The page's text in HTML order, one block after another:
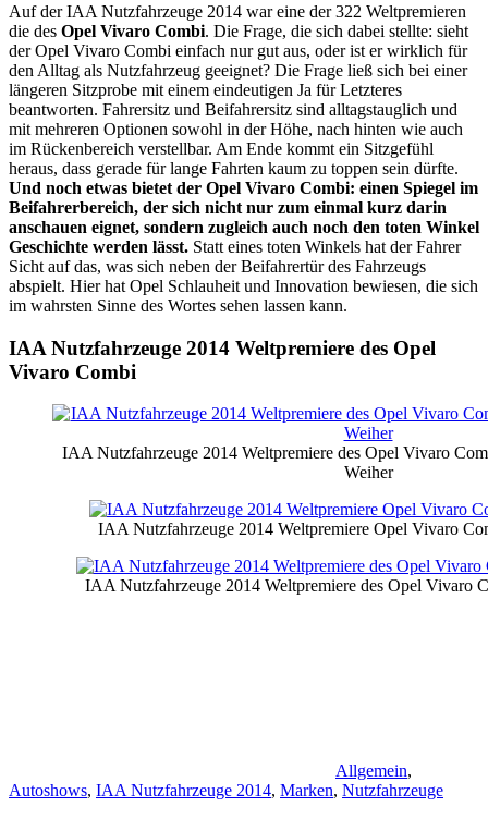
Auf der IAA Nutzfahrzeuge 2014 war eine der 322 Weltpremieren
die des Opel Vivaro Combi. Die Frage, die sich dabei stellte: sieht
der Opel Vivaro Combi einfach nur gut aus, oder ist er wirklich für
den Alltag als Nutzfahrzeug geeignet? Die Frage ließ sich bei einer
längeren Sitzprobe mit einem eindeutigen Ja für Letzteres
beantworten. Fahrersitz und Beifahrersitz sind alltagstauglich und
mit mehreren Optionen sowohl in der Höhe, nach hinten wie auch
im Rückenbereich verstellbar. Am Ende kommt ein Sitzgefühl
heraus, dass gerade für lange Fahrten kaum zu toppen sein dürfte.
Und noch etwas bietet der Opel Vivaro Combi: einen Spiegel im
Beifahrerbereich, der sich nicht nur zum einmal kurz darin
anschauen eignet, sondern zugleich auch noch den toten Winkel
Geschichte werden lässt. Statt eines toten Winkels hat der Fahrer
Sicht auf das, was sich neben der Beifahrertür des Fahrzeugs
abspielt. Hier hat Opel Schlauheit und Innovation bewiesen, die sich
im wahrsten Sinne des Wortes sehen lassen kann.
IAA Nutzfahrzeuge 2014 Weltpremiere des Opel
Vivaro Combi
IAA Nutzfahrzeuge 2014 Weltpremiere des Opel Vivaro
Weiher
IAA Nutzfahrzeuge 2014 Weltpremiere Opel Vivaro
IAA Nutzfahrzeuge 2014 Weltpremiere des Opel Vivaro
Allgemein,
Autoshows, IAA Nutzfahrzeuge 2014, Marken, Nutzfahrzeuge